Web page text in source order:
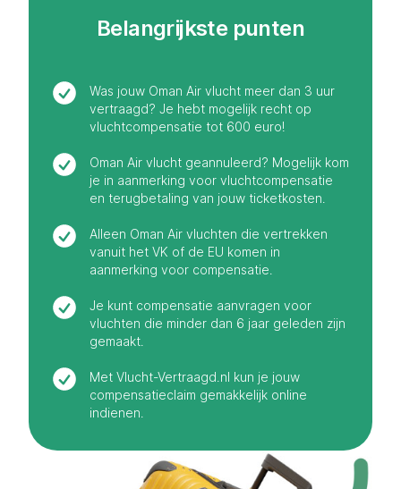
Belangrijkste punten
Was jouw Oman Air vlucht meer dan 3 uur
vertraagd? Je hebt mogelijk recht op
vluchtcompensatie tot 600 euro!
Oman Air vlucht geannuleerd? Mogelijk kom
je in aanmerking voor vluchtcompensatie
en terugbetaling van jouw ticketkosten.
Alleen Oman Air vluchten die vertrekken
vanuit het VK of de EU komen in
aanmerking voor compensatie.
Je kunt compensatie aanvragen voor
vluchten die minder dan 6 jaar geleden zijn
gemaakt.
Met Vlucht-Vertraagd.nl kun je jouw
compensatieclaim gemakkelijk online
indienen.